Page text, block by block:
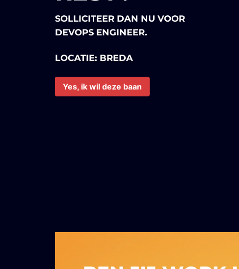
SOLLICITEER DAN NU VOOR
DEVOPS ENGINEER.
LOCATIE: BREDA
Yes, ik wil deze baan